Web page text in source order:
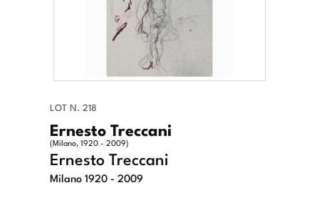
LOT N. 218
Ernesto Treccani
(Milano, 1920 - 2009)
Ernesto Treccani
Milano 1920 - 2009